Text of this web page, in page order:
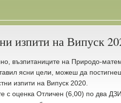
изпити на Випуск
възпитаниците на Природо-
ясни цели, можеш да
изпити на Випуск 2020.
с оценка Отличен (6,00) по два